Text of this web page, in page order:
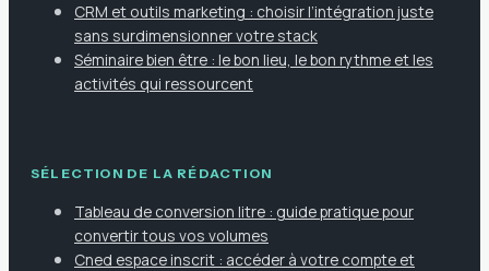
CRM et outils marketing : choisir l’intégration juste
sans surdimensionner votre stack
Séminaire bien être : le bon lieu, le bon rythme et les
activités qui ressourcent
SÉLECTION DE LA RÉDACTION
Tableau de conversion litre : guide pratique pour
convertir tous vos volumes
Cned espace inscrit : accéder à votre compte et